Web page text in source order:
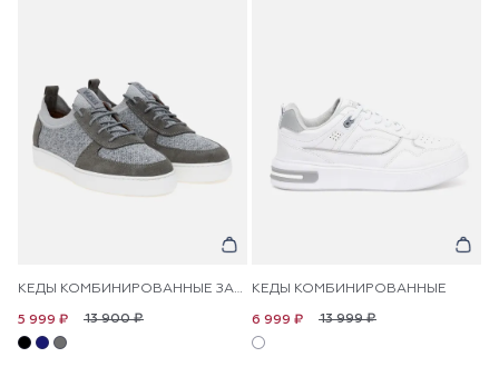
КЕДЫ КОМБИНИРОВАННЫЕ ЗАМШЕВЫЕ
13 900 ₽
5 999 ₽
КЕДЫ КОМБИНИРОВАННЫЕ
13 999 ₽
6 999 ₽